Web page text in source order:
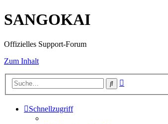
SANGOKAI
Offizielles Support-Forum
Zum Inhalt
Suche
Schnellzugriff